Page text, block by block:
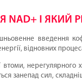
І ЯКИЙ
введення
відновних
втоми,
занепад сил,